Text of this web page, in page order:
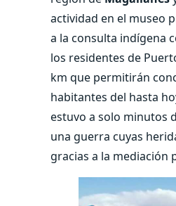
actividad en el museo
a la consulta indígena
los residentes de
km que permitirán
habitantes del hasta
estuvo a solo minutos
una guerra cuyas
gracias a la mediación